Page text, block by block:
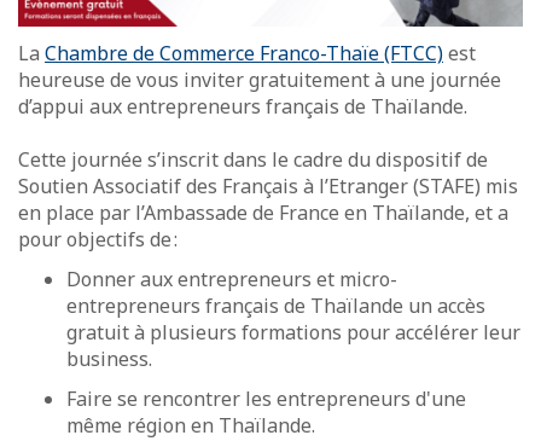
La Chambre de Commerce Franco-Thaïe (FTCC)est
heureuse de vous inviter gratuitement à une journée
d’appui aux entrepreneurs français de Thaïlande.
Cette journée s’inscrit dans le cadre du dispositif de
Soutien Associatif des Français à l’Etranger (STAFE) mis
en place par l’Ambassade de France en Thaïlande, et a
pour objectifs de :
Donner aux entrepreneurs et micro-
entrepreneurs français de Thaïlande un accès
gratuit à plusieurs formations pour accélérer leur
business.
Faire se rencontrer les entrepreneurs d'une
même région en Thaïlande.